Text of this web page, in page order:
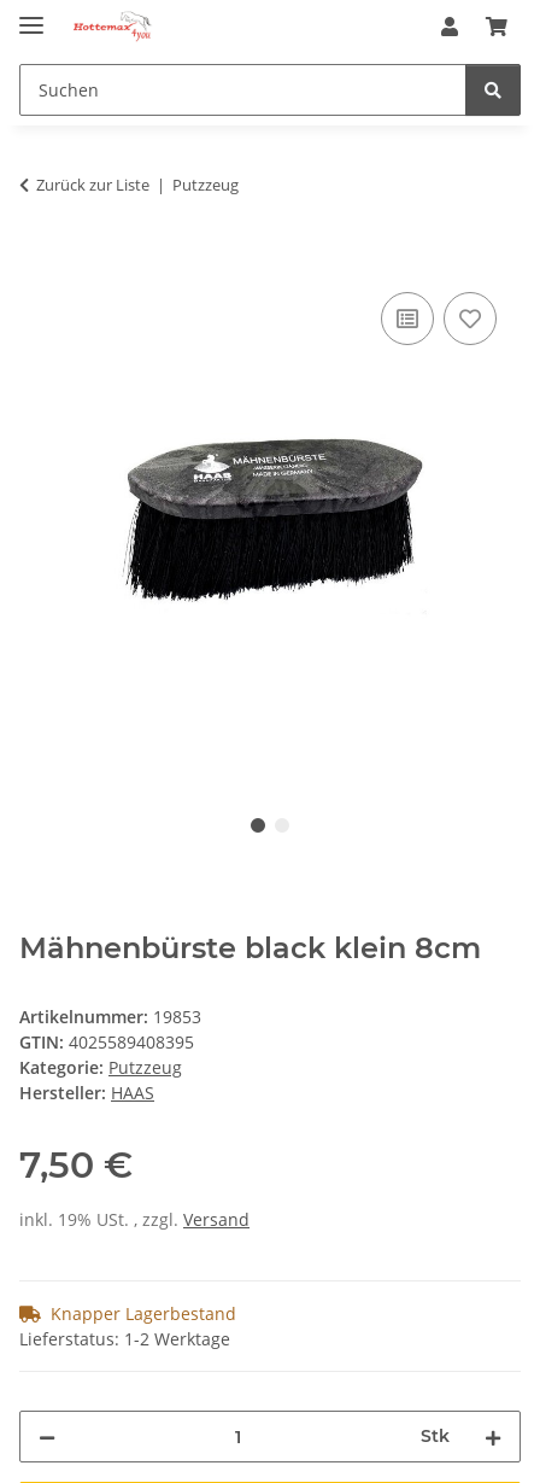
Zurück zur Liste Putzzeug
Mähnenbürste black klein 8cm
Artikelnummer: 19853
GTIN: 4025589408395
Kategorie: Putzzeug
Hersteller: HAAS
7,50 €
inkl. 19% USt. , zzgl. Versand
Knapper Lagerbestand
Lieferstatus: 1-2 Werktage
Stk